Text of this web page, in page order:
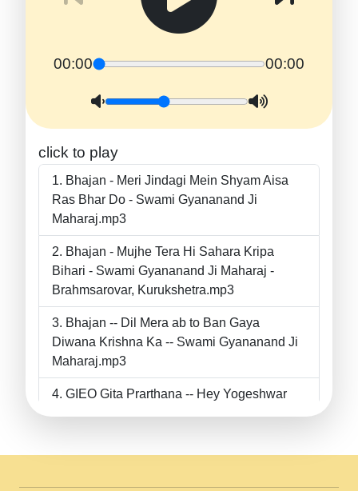
00:00 00:00
click to play
Bhajan - Meri Jindagi Mein Shyam Aisa
Ras Bhar Do - Swami Gyananand Ji
Maharaj.mp3
Bhajan - Mujhe Tera Hi Sahara Kripa
Bihari - Swami Gyananand Ji Maharaj -
Brahmsarovar, Kurukshetra.mp3
Bhajan -- Dil Mera ab to Ban Gaya
Diwana Krishna Ka -- Swami Gyananand Ji
Maharaj.mp3
GIEO Gita Prarthana -- Hey Yogeshwar
II Swami Gyananand Ji Maharaj.mp3